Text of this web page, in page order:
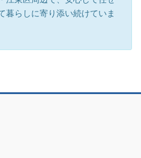
暮らしに寄り添い続けていま